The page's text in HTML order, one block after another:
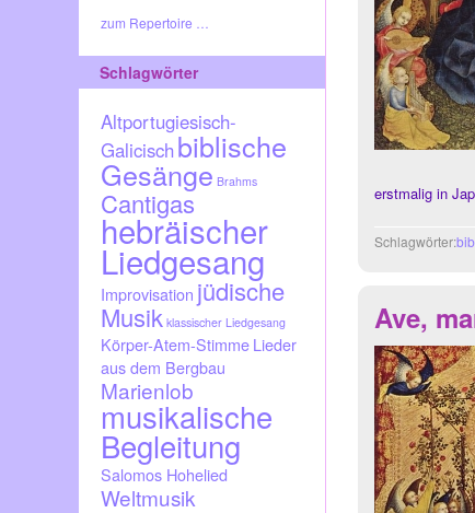
zum Repertoire …
Schlagwörter
Altportugiesisch-
Galicischbiblische
Gesänge Brahms
Cantigas
hebräischer
Liedgesang
Improvisation jüdische
Musik klassischer Liedgesang
Körper-Atem-StimmeLieder
aus dem Bergbau
Marienlob
musikalische
Begleitung
Salomos Hohelied
Weltmusik
erstmalig in
Schlagwörter:
Ave,